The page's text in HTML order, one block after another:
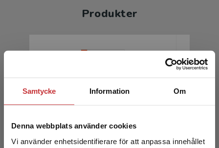
Samtycke Information Om
Denna webbplats använder cookies
Vi använder enhetsidentifierare för att anpassa innehållet
Produkter
Positiv specialpedagogik